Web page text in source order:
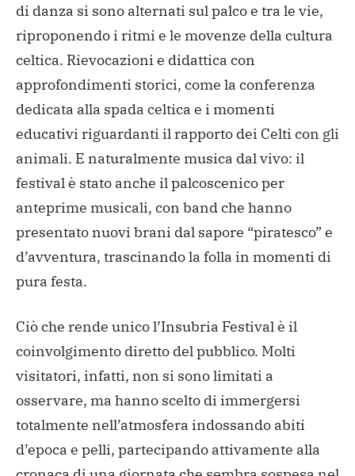
di danza si sono alternati sul palco e tra le vie,
riproponendo i ritmi e le movenze della cultura
celtica. Rievocazioni e didattica con
approfondimenti storici, come la conferenza
dedicata alla spada celtica e i momenti
educativi riguardanti il rapporto dei Celti con gli
animali. E naturalmente musica dal vivo: il
festival è stato anche il palcoscenico per
anteprime musicali, con band che hanno
presentato nuovi brani dal sapore “piratesco” e
d’avventura, trascinando la folla in momenti di
pura festa.
Ciò che rende unico l’Insubria Festival è il
coinvolgimento diretto del pubblico. Molti
visitatori, infatti, non si sono limitati a
osservare, ma hanno scelto di immergersi
totalmente nell’atmosfera indossando abiti
d’epoca e pelli, partecipando attivamente alla